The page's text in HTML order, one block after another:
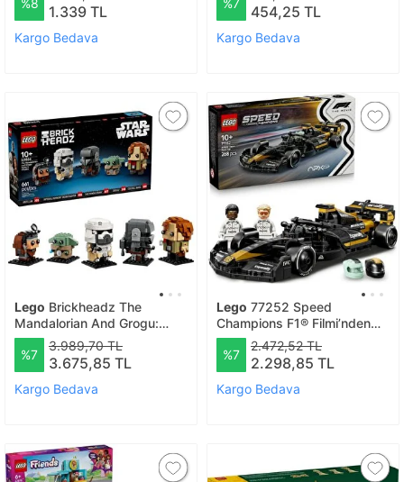
1.339 TL
Kargo Bedava
454,25 TL
Kargo Bedava
Lego Brickheadz The
Mandalorian And Grogu:
Allies & Villains 40856
%7
3.989,70 TL
3.675,85 TL
Kargo Bedava
Lego 77252 Speed
Champions F1® Filmi’nden
Apxgp Team Yarış Arabası -
10 Yaş Ve Üzeri Çocuklar
Için Yaratıcı Oyuncak Yapım
Seti (2
%7
2.472,52 TL
2.298,85 TL
Kargo Bedava